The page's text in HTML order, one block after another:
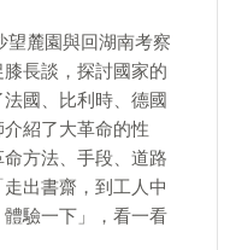
望麓園與回湖南考察
長談，探討國家的
國、比利時、德國
紹了大革命的性
方法、手段、道路
出書齋，到工人中
驗一下」，看一看